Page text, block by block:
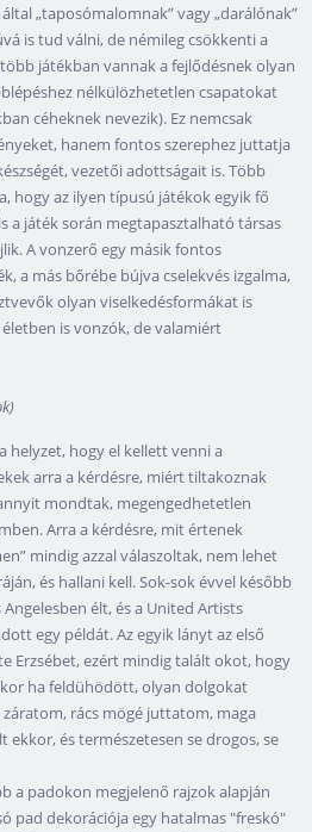
„taposómalomnak” vagy „darálónak”
is tud válni, de némileg csökkenti a
játékban vannak a fejlődésnek olyan
nélkülözhetetlen csapatokat
céheknek nevezik). Ez nemcsak
hanem fontos szerephez juttatja
vezetői adottságait is. Több
hogy az ilyen típusú játékok egyik fő
a játék során megtapasztalható társas
A vonzerő egy másik fontos
a más bőrébe bújva cselekvés izgalma,
olyan viselkedésformákat is
is vonzók, de valamiért
helyzet, hogy el kellett venni a
arra a kérdésre, miért tiltakoznak
mondtak, megengedhetetlen
Arra a kérdésre, mit értenek
mindig azzal válaszoltak, nem lehet
és hallani kell. Sok-sok évvel később
élt, és a United Artists
egy példát. Az egyik lányt az első
Erzsébet, ezért mindig talált okot, hogy
ha feldühödött, olyan dolgokat
rács mögé juttatom, maga
ekkor, és természetesen se drogos, se
a padokon megjelenő rajzok alapján
pad dekorációja egy hatalmas "freskó"